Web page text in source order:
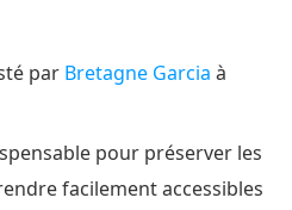
par Bretagne Garcia à
pour préserver les
facilement accessibles